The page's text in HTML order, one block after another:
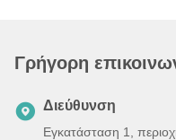
Γρήγορη
Διεύθυνση
Εγκατάσταση 1,